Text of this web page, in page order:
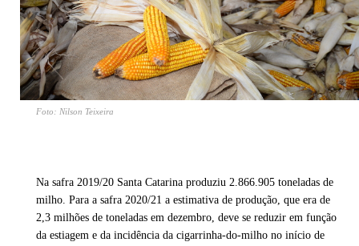
Foto: Nilson Teixeira
Na safra 2019/20 Santa Catarina produziu 2.866.905 toneladas de
milho. Para a safra 2020/21 a estimativa de produção, que era de
2,3 milhões de toneladas em dezembro, deve se reduzir em função
da estiagem e da incidência da cigarrinha-do-milho no início de